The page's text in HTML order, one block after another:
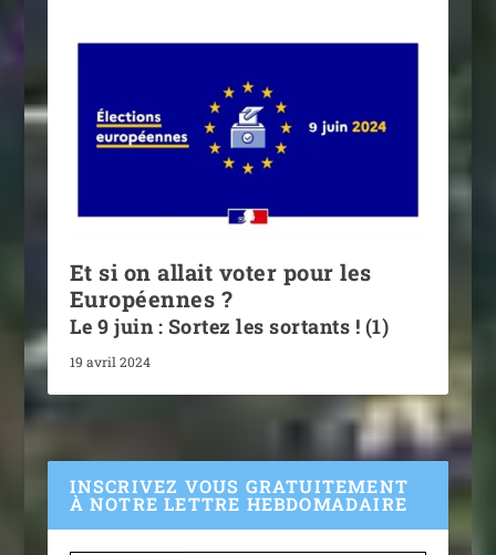
Et si on allait voter pour les
Européennes ?
Le 9 juin : Sortez les sortants ! (1)
19 avril 2024
INSCRIVEZ VOUS GRATUITEMENT
À NOTRE LETTRE HEBDOMADAIRE